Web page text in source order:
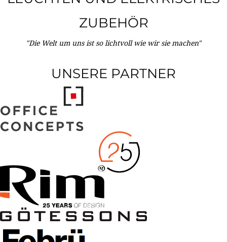
ZUBEHÖR
"Die Welt um uns ist so lichtvoll wie wir sie machen"
UNSERE PARTNER